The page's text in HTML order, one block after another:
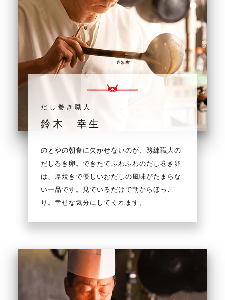
だし巻き職人
鈴木 幸生
のとやの朝食に欠かせないのが、熟練職人の
だし巻き卵。できたてふわふわのだし巻き卵
は、厚焼きで優しいおだしの風味がたまらな
い一品です。見ているだけで朝からほっこ
り。幸せな気分にしてくれます。